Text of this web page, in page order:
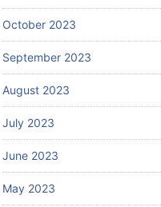
October 2023
September 2023
August 2023
July 2023
June 2023
May 2023